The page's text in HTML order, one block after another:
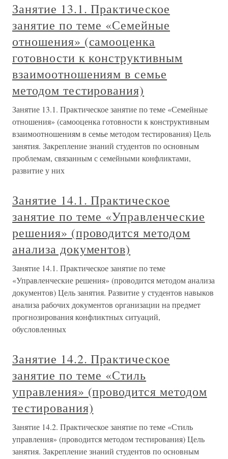
Занятие 13.1. Практическое
занятие по теме «Семейные
отношения» (самооценка
готовности к конструктивным
взаимоотношениям в семье
методом тестирования)
Занятие 13.1. Практическое занятие по теме «Семейные
отношения» (самооценка готовности к конструктивным
взаимоотношениям в семье методом тестирования) Цель
занятия. Закрепление знаний студентов по основным
проблемам, связанным с семейными конфликтами,
развитие у них
Занятие 14.1. Практическое
занятие по теме «Управленческие
решения» (проводится методом
анализа документов)
Занятие 14.1. Практическое занятие по теме
«Управленческие решения» (проводится методом анализа
документов) Цель занятия. Развитие у студентов навыков
анализа рабочих документов организации на предмет
прогнозирования конфликтных ситуаций,
обусловленных
Занятие 14.2. Практическое
занятие по теме «Стиль
управления» (проводится методом
тестирования)
Занятие 14.2. Практическое занятие по теме «Стиль
управления» (проводится методом тестирования) Цель
занятия. Закрепление знаний студентов по основным